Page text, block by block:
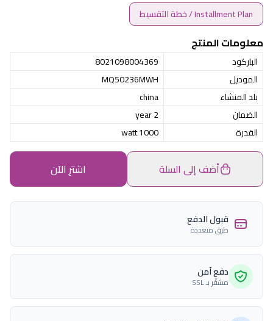
Installment Plan / خطة التقسيط
معلومات المنتج
الباركود
8021098004369
الموديل
MQ50236MWH
بلد المنشاء
china
الضمان
2 year
القدرة
1000 watt
أضف إلى السلة اشترِ الآن
قبول الدفع
طرق متعددة
دفع آمن
مشفّر بـ SSL